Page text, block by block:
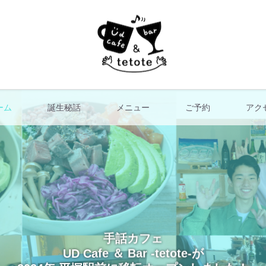
ム 誕生秘話 メニュー ご予約 アク
手話カフェ
UD Cafe ＆ Bar -tetote-が